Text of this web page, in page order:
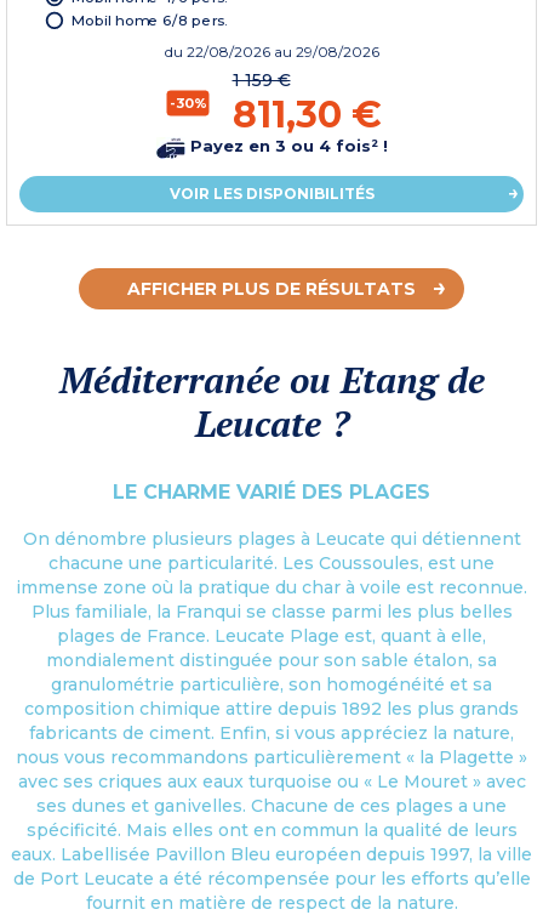
Mobil home 6/8 pers.
du 22/08/2026 au 29/08/2026
-30%
1 159 €
811,30 €
Payez en 3 ou 4 fois² !
VOIR LES DISPONIBILITÉS
AFFICHER PLUS DE RÉSULTATS
Méditerranée ou Etang de
Leucate ?
LE CHARME VARIÉ DES PLAGES
On dénombre plusieurs plages à Leucate qui détiennent
chacune une particularité. Les Coussoules, est une
immense zone où la pratique du char à voile est reconnue.
Plus familiale, la Franqui se classe parmi les plus belles
plages de France. Leucate Plage est, quant à elle,
mondialement distinguée pour son sable étalon, sa
granulométrie particulière, son homogénéité et sa
composition chimique attire depuis 1892 les plus grands
fabricants de ciment. Enfin, si vous appréciez la nature,
nous vous recommandons particulièrement « la Plagette »
avec ses criques aux eaux turquoise ou « Le Mouret » avec
ses dunes et ganivelles. Chacune de ces plages a une
spécificité. Mais elles ont en commun la qualité de leurs
eaux. Labellisée Pavillon Bleu européen depuis 1997, la ville
de Port Leucate a été récompensée pour les efforts qu’elle
fournit en matière de respect de la nature.